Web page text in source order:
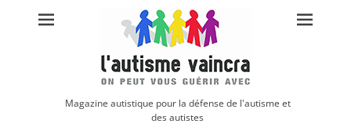
Magazine autistique pour la défense de l'autisme et
des autistes